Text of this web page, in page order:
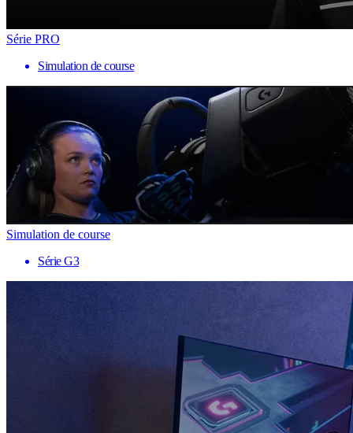
Série PRO
Simulation de course
Simulation de course
Série G3